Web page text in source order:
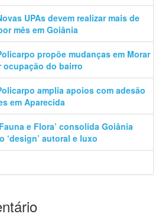
UPAs devem realizar mais de
mês em Goiânia
propõe mudanças em Morar
ocupação do bairro
amplia apoios com adesão
em Aparecida
e Flora’ consolida Goiânia
‘design’ autoral e luxo